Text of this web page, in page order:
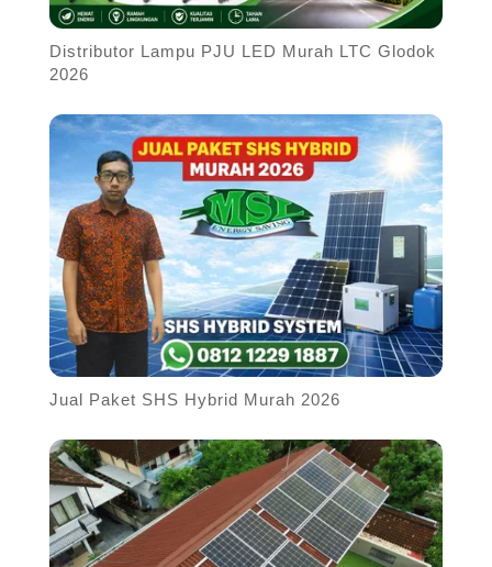
Distributor Lampu PJU LED Murah LTC Glodok
2026
Jual Paket SHS Hybrid Murah 2026